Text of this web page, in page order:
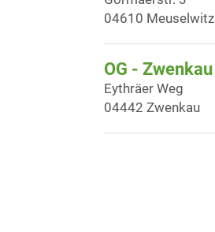
04610 Meuselwitz
OG - Zwenkau
Eythräer Weg
04442 Zwenkau